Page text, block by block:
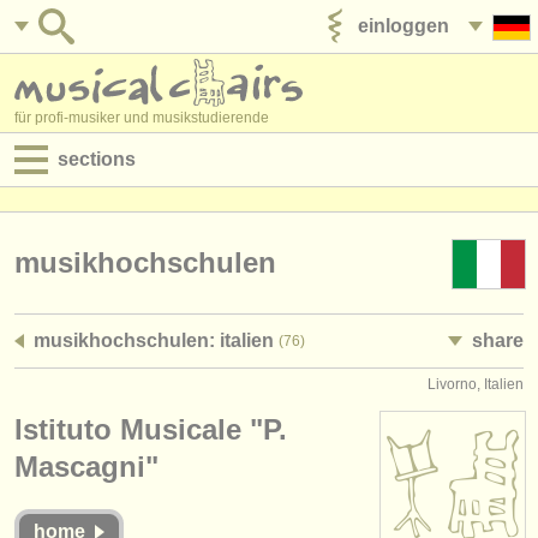
einloggen
für profi-musiker und musikstudierende
sections
jobs - verwaltung
kurse
musikwettbewerbe
musikhochschulen
musikhochschulen: italien (76) share
Livorno, Italien
Istituto Musicale "P.
Mascagni"
home